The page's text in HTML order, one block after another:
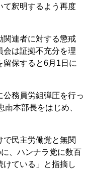
て釈明するよう再度
関連者に対する懲戒
会は証拠不充分を理
保すると6月1日に
務員労組弾圧を行っ
本部長をはじめ、
民主労働党と無関
、ハンナラ党に数百
ている」と指摘し